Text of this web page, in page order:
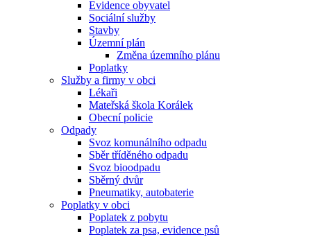
Evidence obyvatel
Sociální služby
Stavby
Územní plán
Změna územního plánu
Poplatky
Služby a firmy v obci
Lékaři
Mateřská škola Korálek
Obecní policie
Odpady
Svoz komunálního odpadu
Sběr tříděného odpadu
Svoz bioodpadu
Sběrný dvůr
Pneumatiky, autobaterie
Poplatky v obci
Poplatek z pobytu
Poplatek za psa, evidence psů